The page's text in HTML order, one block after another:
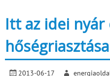
Itt az idei nyár
hőségriasztása
2013-06-17